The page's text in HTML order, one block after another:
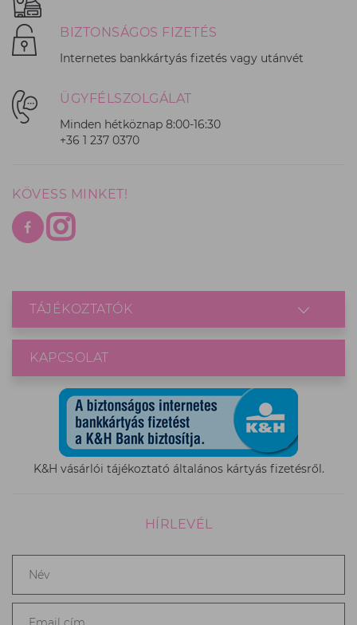
BIZTONSÁGOS FIZETÉS
Internetes bankkártyás fizetés vagy utánvét
ÜGYFÉLSZOLGÁLAT
Minden hétköznap 8:00-16:30
+36 1 237 0370
KÖVESS MINKET!
TÁJÉKOZTATÓK
KAPCSOLAT
K&H vásárlói tájékoztató általános kártyás fizetésről.
HÍRLEVÉL
Név
Email